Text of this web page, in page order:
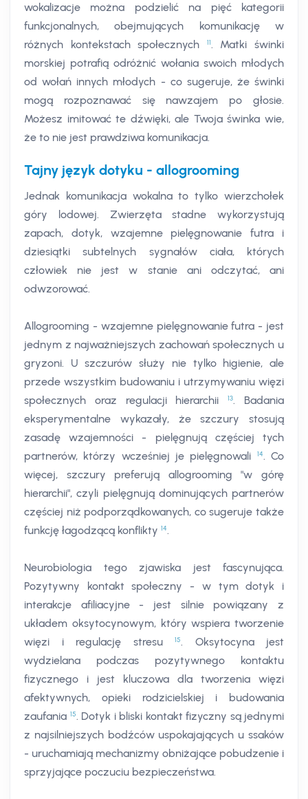
wokalizacje można podzielić na pięć kategorii
funkcjonalnych, obejmujących komunikację w
różnych kontekstach społecznych
11. Matki świnki
morskiej potrafią odróżnić wołania swoich młodych
od wołań innych młodych - co sugeruje, że świnki
mogą rozpoznawać się nawzajem po głosie.
Możesz imitować te dźwięki, ale Twoja świnka wie,
że to nie jest prawdziwa komunikacja.
Tajny język dotyku - allogrooming
Jednak komunikacja wokalna to tylko wierzchołek
góry lodowej. Zwierzęta stadne wykorzystują
zapach, dotyk, wzajemne pielęgnowanie futra i
dziesiątki subtelnych sygnałów ciała, których
człowiek nie jest w stanie ani odczytać, ani
odwzorować.
Allogrooming - wzajemne pielęgnowanie futra - jest
jednym z najważniejszych zachowań społecznych u
gryzoni. U szczurów służy nie tylko higienie, ale
przede wszystkim budowaniu i utrzymywaniu więzi
społecznych oraz regulacji hierarchii13. Badania
eksperymentalne wykazały, że szczury stosują
zasadę wzajemności - pielęgnują częściej tych
partnerów, którzy wcześniej je pielęgnowali
14. Co
więcej, szczury preferują allogrooming "w górę
hierarchii", czyli pielęgnują dominujących partnerów
częściej niż podporządkowanych, co sugeruje także
funkcję łagodzącą konflikty 14.
Neurobiologia tego zjawiska jest fascynująca.
Pozytywny kontakt społeczny - w tym dotyk i
interakcje afiliacyjne - jest silnie powiązany z
układem oksytocynowym, który wspiera tworzenie
więzi i regulację stresu
15. Oksytocyna jest
wydzielana podczas pozytywnego kontaktu
fizycznego i jest kluczowa dla tworzenia więzi
afektywnych, opieki rodzicielskiej i budowania
zaufania 15. Dotyk i bliski kontakt fizyczny są jednymi
z najsilniejszych bodźców uspokajających u ssaków
- uruchamiają mechanizmy obniżające pobudzenie i
sprzyjające poczuciu bezpieczeństwa.